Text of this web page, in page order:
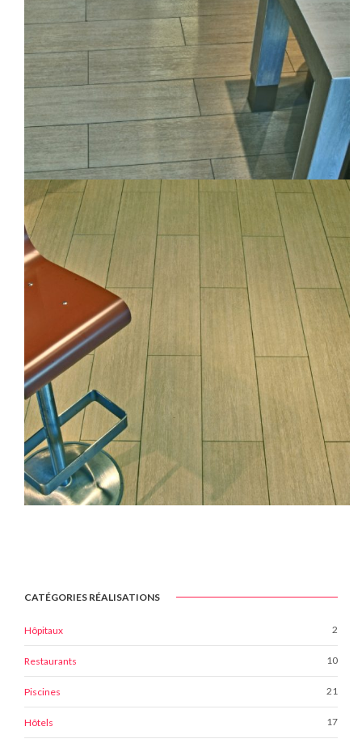
CATÉGORIES RÉALISATIONS
Hôpitaux 2
Restaurants 10
Piscines 21
Hôtels 17